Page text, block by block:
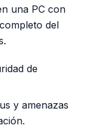
una PC con
del
de
y amenazas